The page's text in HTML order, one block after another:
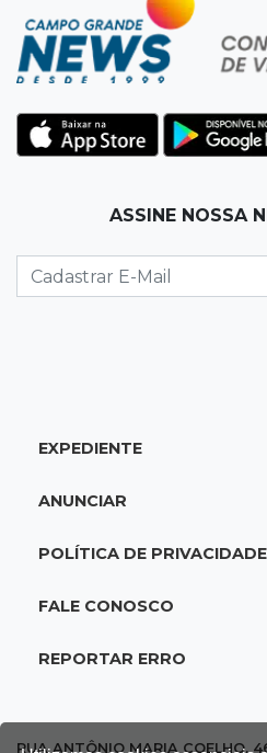
Vigia é amarrado
dois caminhões em pátio
Corinthians vence
para 7º no Brasileirão
Na Vila Belmiro
lugar no Brasileirão
18:33Em 2022
adolescente atropelada
Palmeiras e Inter ficam no
1% da população de pets
ASSINE NOSSA
EXPEDIENTE
ANUNCIAR
POLÍTICA DE PRIVACIDADE
FALE CONOSCO
REPORTAR ERRO
RUA ANTÔNIO MARIA COELHO,